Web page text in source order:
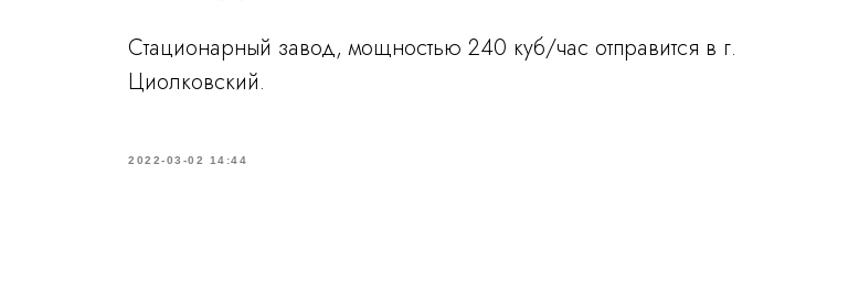
Стационарный завод, мощностью 240 куб/час отправится в г.
Циолковский.
2022-03-02 14:44